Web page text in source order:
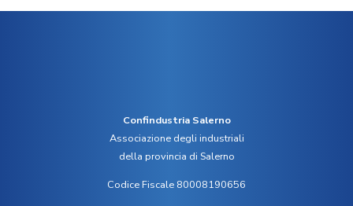
Confindustria Salerno
Associazione degli industriali
della provincia di Salerno
Codice Fiscale 80008190656